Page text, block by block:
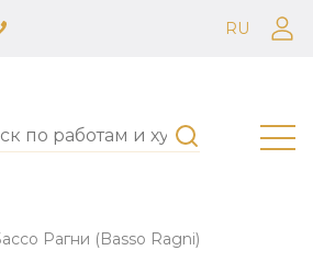
RU
Рагни (Basso Ragni)